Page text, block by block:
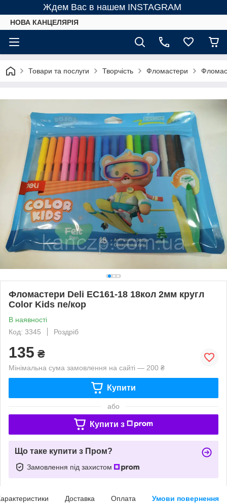
Ждем Вас в нашем INSTAGRAM
НОВА КАНЦЕЛЯРІЯ
Товари та послуги Творчість Фломастери
Фломастери Deli EC161-18 18кол 2мм кругл
Color Kids пе/кор
В наявності
Код: 3345
Роздріб
135 ₴
Мінімальна сума замовлення на сайті — 200 ₴
Купити
або
Купити з
Що таке купити з Пром?
Замовлення під захистом
Доставка Оплата Умови повернення